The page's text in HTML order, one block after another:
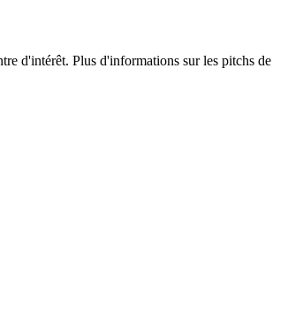
d'intérêt. Plus d'informations sur les pitchs de